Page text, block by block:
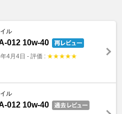
ル
012 10w-40
4月4日 - 評価 : ★★★★★
ル
012 10w-40